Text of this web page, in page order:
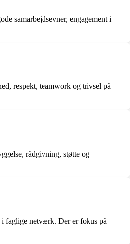
samarbejdsevner, engagement i
respekt, teamwork og trivsel på
rådgivning, støtte og
i faglige netværk. Der er fokus på